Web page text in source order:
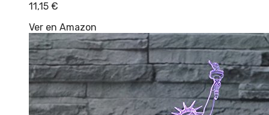
11,15 €
Ver en Amazon